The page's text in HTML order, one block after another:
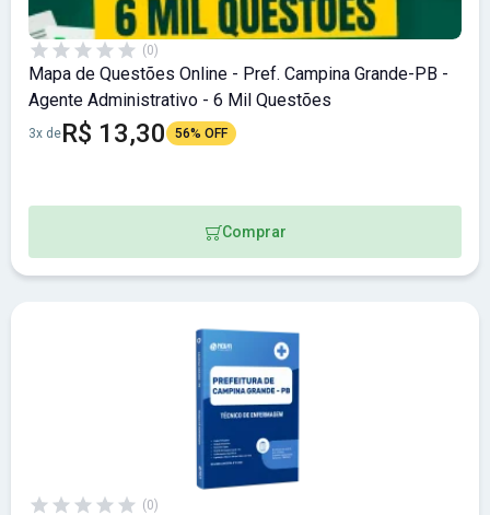
(0)
Mapa de Questões Online - Pref. Campina Grande-PB -
Agente Administrativo - 6 Mil Questões
3x deR$ 13,30 56% OFF
Comprar
(0)